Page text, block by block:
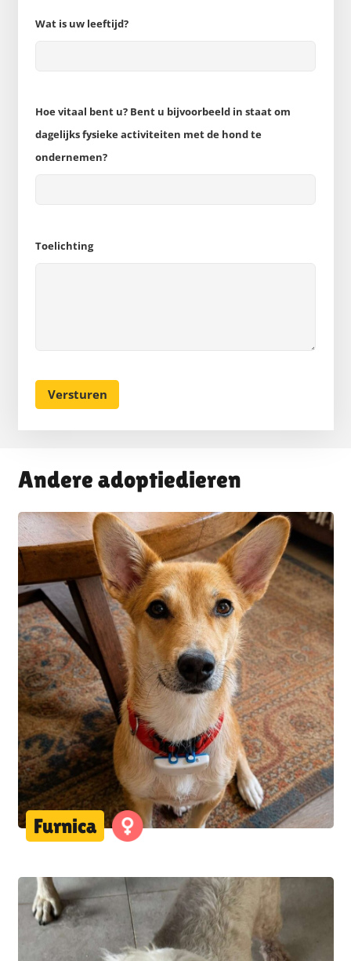
Wat is uw leeftijd?
Hoe vitaal bent u? Bent u bijvoorbeeld in staat om
dagelijks fysieke activiteiten met de hond te
ondernemen?
Toelichting
Andere adoptiedieren
Furnica